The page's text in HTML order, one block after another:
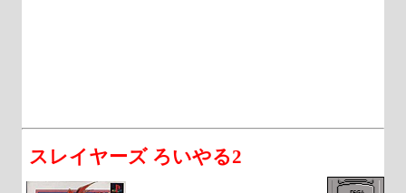
スレイヤーズ ろいやる2